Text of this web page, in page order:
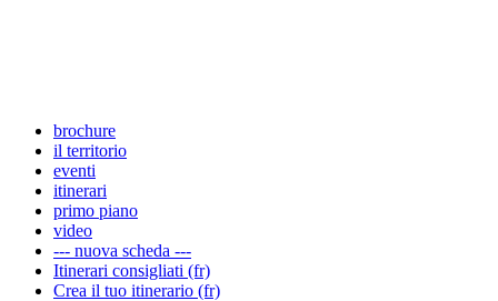
brochure
il territorio
eventi
itinerari
primo piano
video
--- nuova scheda ---
Itinerari consigliati (fr)
Crea il tuo itinerario (fr)